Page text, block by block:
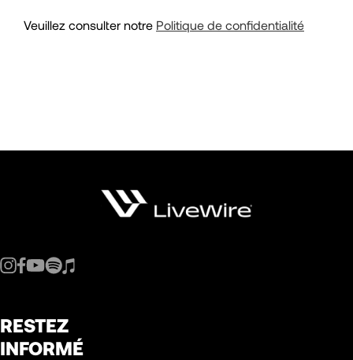
Veuillez consulter notre Politique de confidentialité
RESTEZ
INFORMÉ